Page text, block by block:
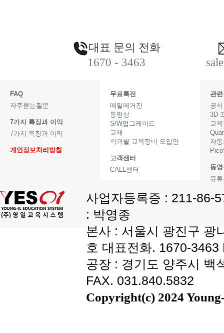
대표 문의 전화
1670 - 3463
FAQ
자주묻는질문
7가지 특징과 이익
7가지 특징과 이익
개인정보처리방침
무료특전
메일메거진
동영상
S/W업그레이드
교재
학과별 교육장비 도입안
고객센터
CALL센터
관
공
3D
교
자
동
유
사업자등록증 : 211-86-
: 박영종
본사 : 서울시 광진구 광
호 대표전화. 1670-
공장 : 경기도 양주시 백
FAX. 031.840.5832
Copyright(c) 2024